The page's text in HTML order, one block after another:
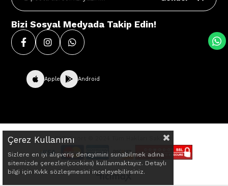
Bizi Sosyal Medyada Takip Edin!
Apple Android
BVE Sport © 2024 Tüm Hakları Saklıdır.
Çerez Kullanımı
Sizlere en iyi alışveriş deneyimini sunabilmek adına
sitemizde çerezler(cookies) kullanmaktayız. Detaylı
bilgi için Kvkk sözleşmesini inceleyebilirsiniz.